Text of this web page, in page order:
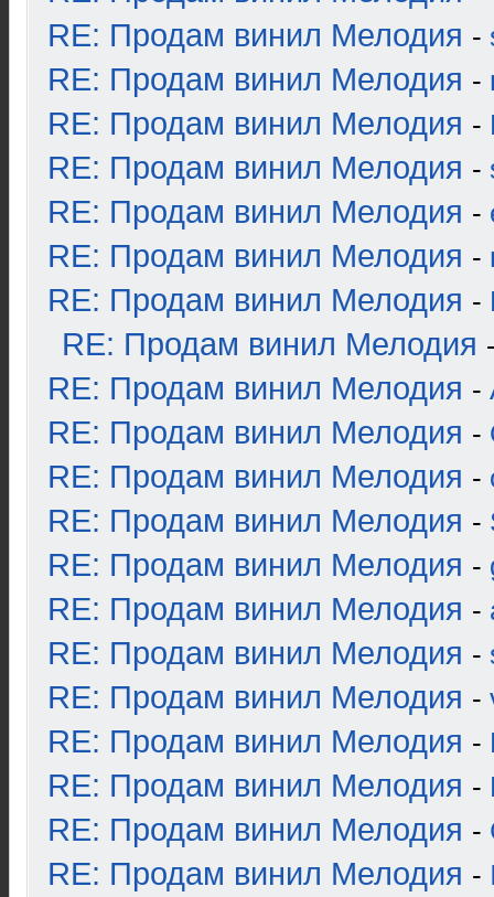
RE: Продам винил Мелодия -
RE: Продам винил Мелодия -
RE: Продам винил Мелодия -
RE: Продам винил Мелодия -
RE: Продам винил Мелодия -
RE: Продам винил Мелодия -
RE: Продам винил Мелодия -
RE: Продам винил Мелодия
RE: Продам винил Мелодия -
RE: Продам винил Мелодия -
RE: Продам винил Мелодия -
RE: Продам винил Мелодия -
RE: Продам винил Мелодия -
RE: Продам винил Мелодия -
RE: Продам винил Мелодия -
RE: Продам винил Мелодия -
RE: Продам винил Мелодия -
RE: Продам винил Мелодия -
RE: Продам винил Мелодия -
RE: Продам винил Мелодия -